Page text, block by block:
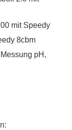
mit Speedy
8cbm
pH,